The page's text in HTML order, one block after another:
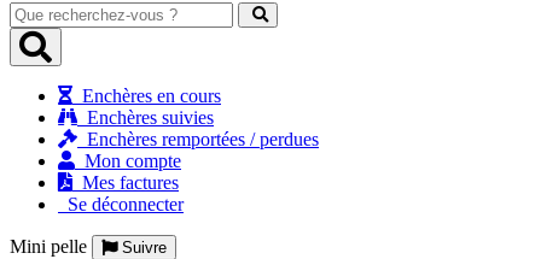
Que
recherchez-
vous
Enchères en cours
Enchères suivies
Enchères remportées / perdues
Mon compte
Mes factures
Se déconnecter
Mini pelle Suivre